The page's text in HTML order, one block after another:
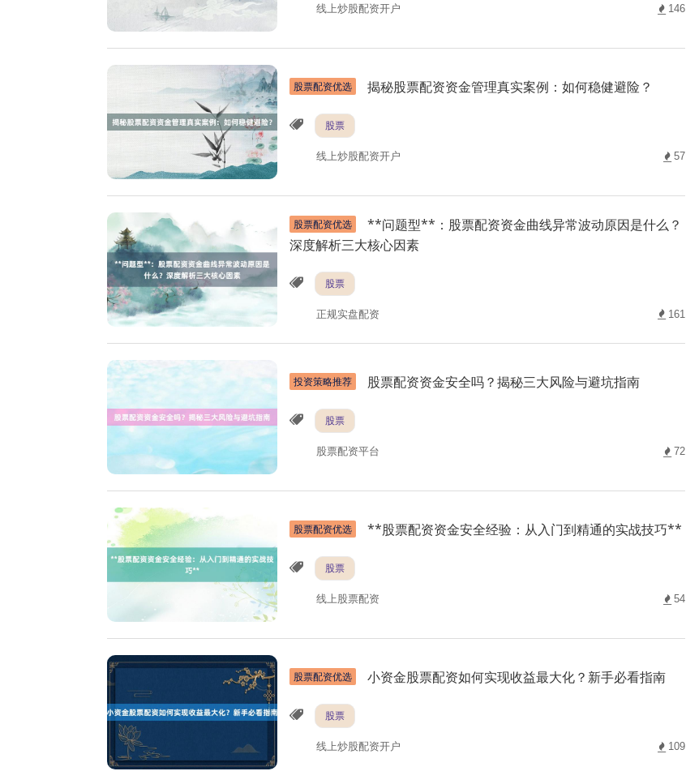
线上炒股配资开户 146
股票配资优选 揭秘股票配资资金管理真实案例：如何稳健避险？
股票
线上炒股配资开户 57
股票配资优选
**问题型**：股票配资资金曲线异常波动原因是什么？
深度解析三大核心因素
股票
正规实盘配资 161
投资策略推荐 股票配资资金安全吗？揭秘三大风险与避坑指南
股票
股票配资平台 72
股票配资优选 **股票配资资金安全经验：从入门到精通的实战技巧**
股票
线上股票配资 54
股票配资优选 小资金股票配资如何实现收益最大化？新手必看指南
股票
线上炒股配资开户 109